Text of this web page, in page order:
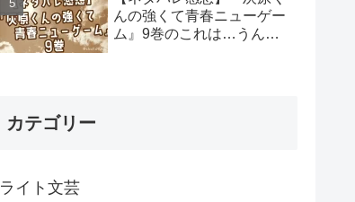
んの強くて青春ニューゲー
ム』9巻のこれは…うん…
カテゴリー
ライト文芸